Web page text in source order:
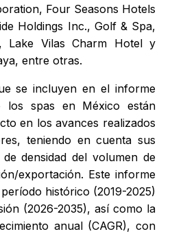
Four Seasons Hotels
Holdings Inc., Golf & Spa,
Lake Vilas Charm Hotel y
entre otras.
se incluyen en el informe
los spas en México están
en los avances realizados
teniendo en cuenta sus
densidad del volumen de
exportación. Este informe
histórico (2019-2025)
(2026-2035), así como la
anual (CAGR), con